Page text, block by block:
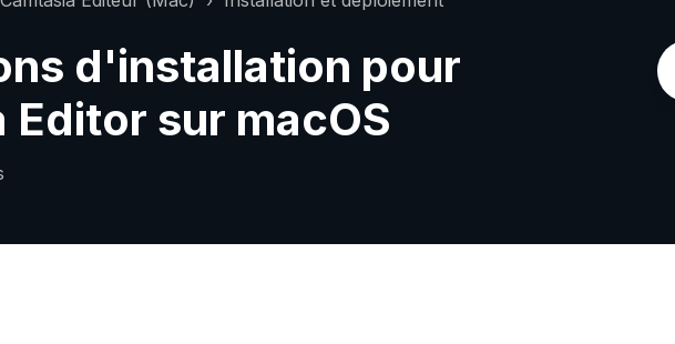
d'installation pour
Editor sur macOS